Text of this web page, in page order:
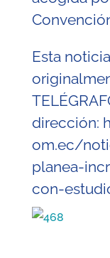
Esta
dirección:
om.ec/
planea-
con-